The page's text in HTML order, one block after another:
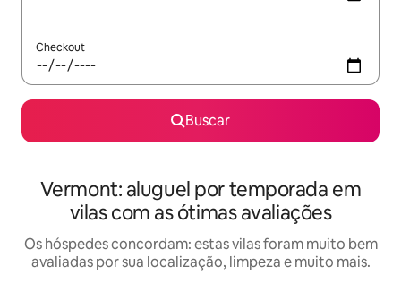
Checkout
Buscar
Vermont: aluguel por temporada em
vilas com as ótimas avaliações
Os hóspedes concordam: estas vilas foram muito bem
avaliadas por sua localização, limpeza e muito mais.